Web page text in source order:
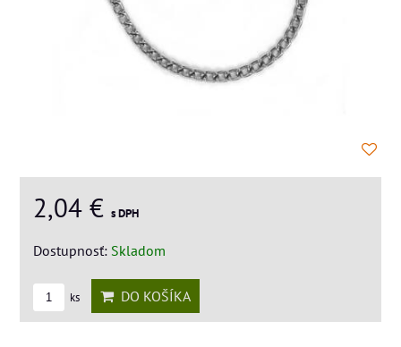
2,04 € s DPH
Dostupnosť: Skladom
ks DO KOŠÍKA